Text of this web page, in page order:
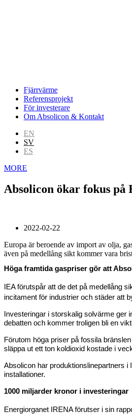
Fjärrvärme
Referensprojekt
För investerare
Om Absolicon & Kontakt
EN
SV
ES
MORE
Absolicon ökar fokus på
2022-02-22
Europa är beroende av import av olja,
även på medellång sikt kommer vara
Höga framtida gaspriser gör att
IEA förutspår att de det på medellång
incitament för industrier och städer att
Investeringar i storskalig solvärme ger
debatten och kommer troligen bli en
Förutom höga priser på fossila
släppa ut ett ton koldioxid kostade i
Absolicon har produktionslinepartners
installationer.
1000 miljarder kronor i investeringar
Energiorganet IRENA förutser i sin